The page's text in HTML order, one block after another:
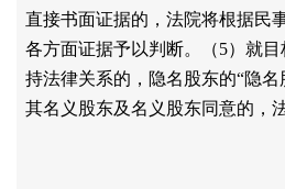
直接书面证据的，法院将根据民
各方面证据予以判断。（5）就
持法律关系的，隐名股东的“隐
其名义股东及名义股东同意的，